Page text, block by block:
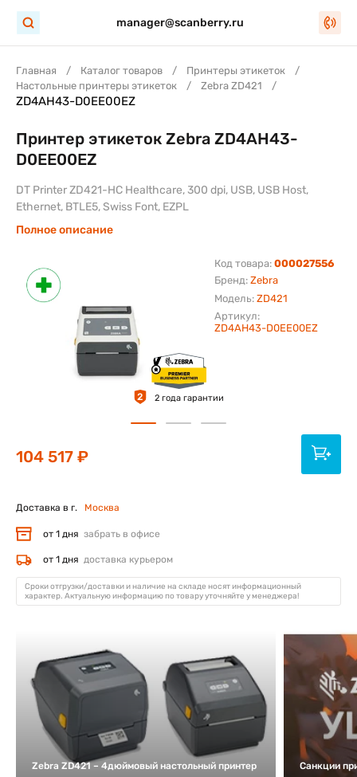
manager@scanberry.ru
Главная Каталог товаров
Принтеры этикеток
Настольные принтеры этикеток
Zebra ZD421
ZD4AH43-D0EE00EZ
Бренд: Zebra
Модель: ZD421
Код товара: 000027556
Артикул:
ZD4AH43-D0EE00EZ
Принтер этикеток Zebra ZD4AH43-
D0EE00EZ
DT Printer ZD421-HC Healthcare, 300 dpi, USB, USB Host,
Ethernet, BTLE5, Swiss Font, EZPL
Полное описание
2 2 года гарантии
104 517 ₽
Доставка в г. Москва
от 1 дня забрать в офисе
от 1 дня доставка курьером
Сроки отгрузки/доставки и наличие на складе носят информационный
характер. Актуальную информацию по товару уточняйте у менеджера!
Zebra ZD421 – 4дюймовый настольный принтер Санкции